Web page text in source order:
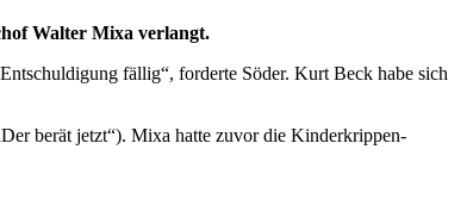
Walter Mixa verlangt.
fällig“, forderte Söder. Kurt Beck habe sich
berät jetzt“). Mixa hatte zuvor die Kinderkrippen-